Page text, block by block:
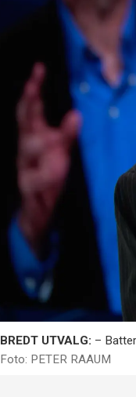
BREDT UTVALG: –
Foto: PETER RAAUM